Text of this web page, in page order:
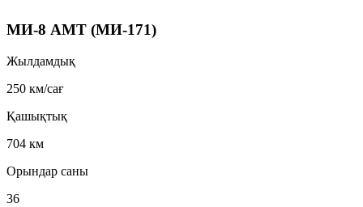
МИ-8 АМТ (МИ-171)
Жылдамдық
250 км/сағ
Қашықтық
704 км
Орындар саны
36